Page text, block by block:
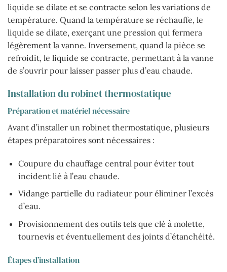
liquide se dilate et se contracte selon les variations de
température. Quand la température se réchauffe, le
liquide se dilate, exerçant une pression qui fermera
légèrement la vanne. Inversement, quand la pièce se
refroidit, le liquide se contracte, permettant à la vanne
de s’ouvrir pour laisser passer plus d’eau chaude.
Installation du robinet thermostatique
Préparation et matériel nécessaire
Avant d’installer un robinet thermostatique, plusieurs
étapes préparatoires sont nécessaires :
Coupure du chauffage central pour éviter tout
incident lié à l’eau chaude.
Vidange partielle du radiateur pour éliminer l’excès
d’eau.
Provisionnement des outils tels que clé à molette,
tournevis et éventuellement des joints d’étanchéité.
Étapes d’installation